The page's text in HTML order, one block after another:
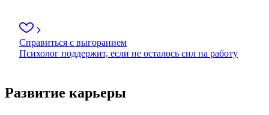
Справиться с выгоранием
Психолог поддержит, если не осталось сил на работу
Развитие карьеры